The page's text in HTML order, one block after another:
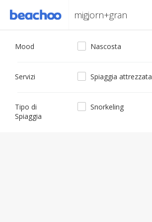
Mood Nascosta
Servizi Spiaggia attrezzata
Tipo di
Spiaggia
Snorkeling